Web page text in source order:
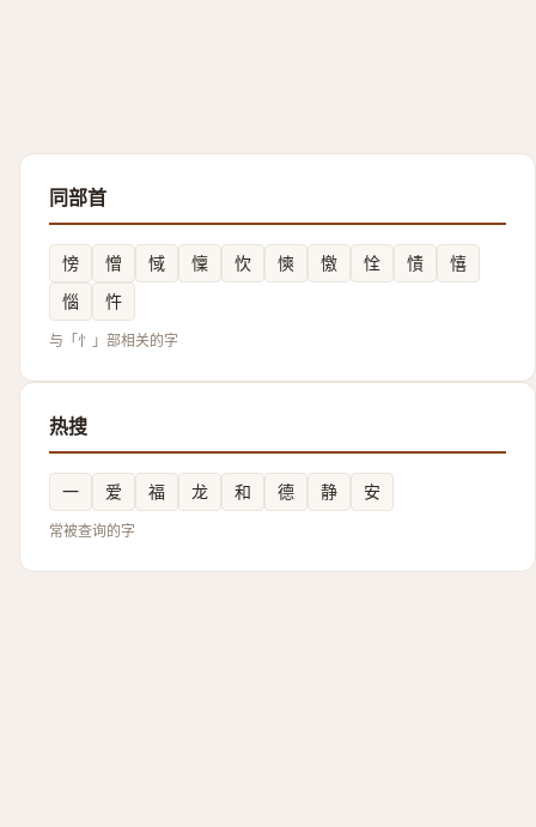
同部首
㥬 憎 惐 懍 忺 慡 憿 恮 㥽
憘
惱
忤
与「忄」部相关的字
热搜
一 爱 福 龙 和 德 静 安
常被查询的字